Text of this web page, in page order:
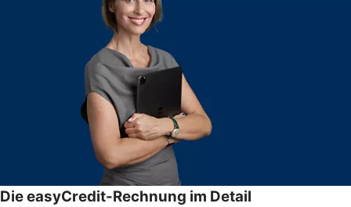
Die easyCredit-Rechnung im Detail